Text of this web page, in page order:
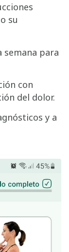
su
semana para
con
del dolor.
y a